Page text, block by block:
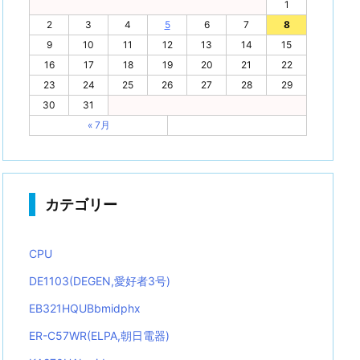
1
2
3 4 5 6 7
8
9
10 11 12 13 14
15
16
17 18 19 20 21
22
23
24 25 26 27 28
29
30
31
« 7月
カテゴリー
CPU
DE1103(DEGEN,愛好者3号)
EB321HQUBbmidphx
ER-C57WR(ELPA,朝日電器)